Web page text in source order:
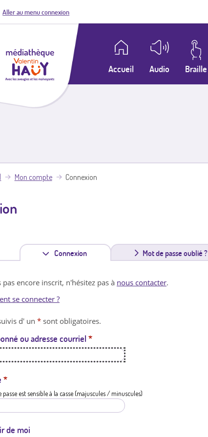
Aller au menu connexion
Accueil Audio Braille
Mon compte Connexion
Connexion
n
l
e
Mot de passe oublié ?
pas encore inscrit, n'hésitez pas à nous contacter.
se connecter ?
d' un * sont obligatoires.
ou adresse courriel *
*
est sensible à la casse (majuscules / minuscules)
de moi